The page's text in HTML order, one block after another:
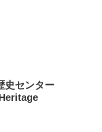
史センター